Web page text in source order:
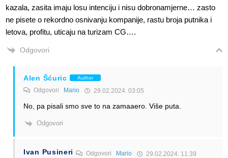
kazala, zasita imaju losu intenciju i nisu dobronamjerne… zasto
ne pisete o rekordno osnivanju kompanije, rastu broja putnika i
letova, profitu, uticaju na turizam CG….
Odgovori
Alen Šćuric Author
Odgovori Mario 29.02.2024. 03:05
No, pa pisali smo sve to na zamaaero. Više puta.
Odgovori
Ivan Pusineri Odgovori Mario 29.02.2024. 11:39